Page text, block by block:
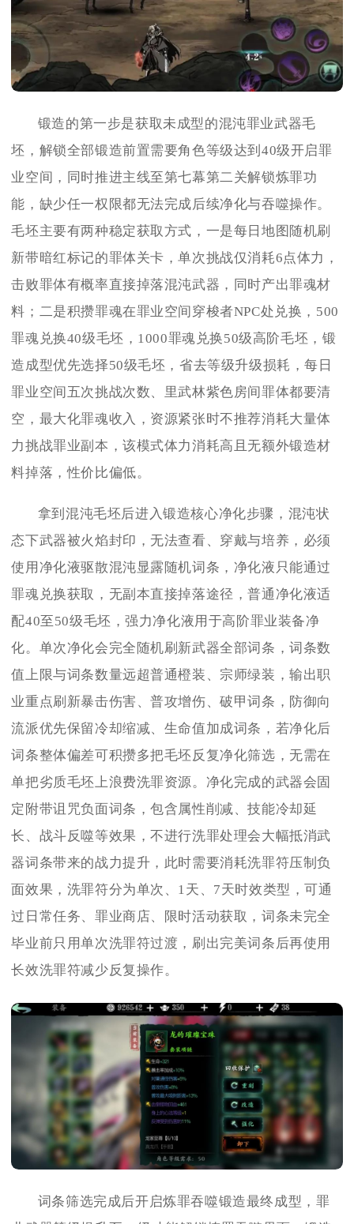
锻造的第一步是获取未成型的混沌罪业武器毛
坯，解锁全部锻造前置需要角色等级达到40级开启罪
业空间，同时推进主线至第七幕第二关解锁炼罪功
能，缺少任一权限都无法完成后续净化与吞噬操作。
毛坯主要有两种稳定获取方式，一是每日地图随机刷
新带暗红标记的罪体关卡，单次挑战仅消耗6点体力，
击败罪体有概率直接掉落混沌武器，同时产出罪魂材
料；二是积攒罪魂在罪业空间穿梭者NPC处兑换，500
罪魂兑换40级毛坯，1000罪魂兑换50级高阶毛坯，锻
造成型优先选择50级毛坯，省去等级升级损耗，每日
罪业空间五次挑战次数、里武林紫色房间罪体都要清
空，最大化罪魂收入，资源紧张时不推荐消耗大量体
力挑战罪业副本，该模式体力消耗高且无额外锻造材
料掉落，性价比偏低。
拿到混沌毛坯后进入锻造核心净化步骤，混沌状
态下武器被火焰封印，无法查看、穿戴与培养，必须
使用净化液驱散混沌显露随机词条，净化液只能通过
罪魂兑换获取，无副本直接掉落途径，普通净化液适
配40至50级毛坯，强力净化液用于高阶罪业装备净
化。单次净化会完全随机刷新武器全部词条，词条数
值上限与词条数量远超普通橙装、宗师绿装，输出职
业重点刷新暴击伤害、普攻增伤、破甲词条，防御向
流派优先保留冷却缩减、生命值加成词条，若净化后
词条整体偏差可积攒多把毛坯反复净化筛选，无需在
单把劣质毛坯上浪费洗罪资源。净化完成的武器会固
定附带诅咒负面词条，包含属性削减、技能冷却延
长、战斗反噬等效果，不进行洗罪处理会大幅抵消武
器词条带来的战力提升，此时需要消耗洗罪符压制负
面效果，洗罪符分为单次、1天、7天时效类型，可通
过日常任务、罪业商店、限时活动获取，词条未完全
毕业前只用单次洗罪符过渡，刷出完美词条后再使用
长效洗罪符减少反复操作。
词条筛选完成后开启炼罪吞噬锻造最终成型，罪